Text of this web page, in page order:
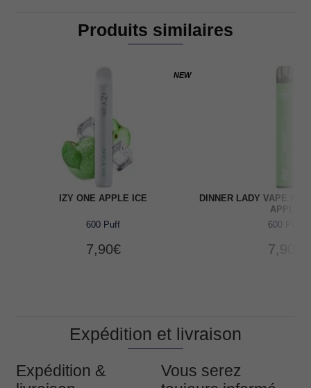
Produits similaires
NEW
IZY ONE APPLE ICE
600 Puff
7,90€
DINNER LADY VAPE
APPLE
600 Puff
7,90
Expédition et livraison
Expédition &
Vous serez